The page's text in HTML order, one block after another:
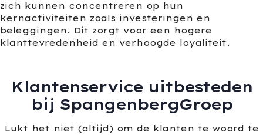
zich kunnen concentreren op hun
kernactiviteiten zoals investeringen en
beleggingen. Dit zorgt voor een hogere
klanttevredenheid en verhoogde loyaliteit.
Klantenservice uitbesteden
bij SpangenbergGroep
Lukt het niet (altijd) om de klanten te woord te